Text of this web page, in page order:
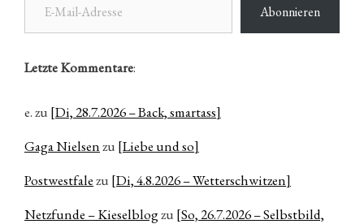
Abonnieren
Letzte Kommentare:
e.zu [Di, 28.7.2026 – Back, smartass]
Gaga Nielsenzu [Liebe und so]
Postwestfalezu [Di, 4.8.2026 – Wetterschwitzen]
Netzfunde – Kieselblogzu [So, 26.7.2026 – Selbstbild,